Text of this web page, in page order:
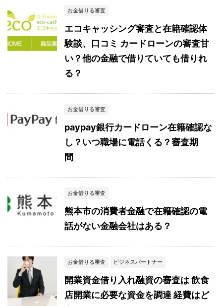
お金借りる審査
エコキャッシング審査と在籍確認体
験談、口コミ カードローンの審査甘
い？他の金融で借りていても借りれ
る？
お金借りる審査
paypay銀行カードローン在籍確認な
し？いつ職場に電話くる？審査期
間
お金借りる審査
熊本市の消費者金融で在籍確認の電
話がない金融会社はある？
お金借りる審査 ビジネスパートナー
開業資金借り入れ融資の審査は 飲食
店開業に必要な資金を調達 経費はど